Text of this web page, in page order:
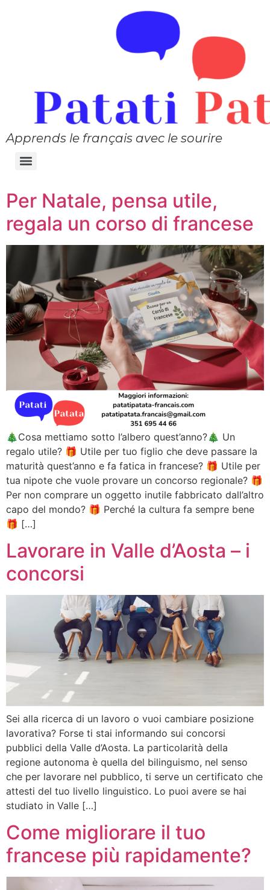
Apprends le français avec le sourire
Per Natale, pensa utile,
regala un corso di francese
🎄Cosa mettiamo sotto l’albero quest’anno?🎄 Un
regalo utile? 🎁 Utile per tuo figlio che deve passare la
maturità quest’anno e fa fatica in francese? 🎁 Utile per
tua nipote che vuole provare un concorso regionale? 🎁
Per non comprare un oggetto inutile fabbricato dall’altro
capo del mondo? 🎁 Perché la cultura fa sempre bene
🎁 […]
Lavorare in Valle d’Aosta – i
concorsi
Sei alla ricerca di un lavoro o vuoi cambiare posizione
lavorativa? Forse ti stai informando sui concorsi
pubblici della Valle d’Aosta. La particolarità della
regione autonoma è quella del bilinguismo, nel senso
che per lavorare nel pubblico, ti serve un certificato che
attesti del tuo livello linguistico. Lo puoi avere se hai
studiato in Valle […]
Come migliorare il tuo
francese più rapidamente?